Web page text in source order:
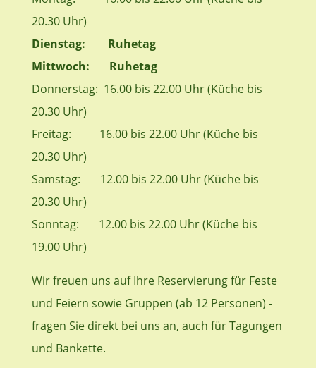
20.30 Uhr)
Dienstag: Ruhetag
Mittwoch: Ruhetag
Donnerstag: 16.00 bis 22.00 Uhr (Küche bis
20.30 Uhr)
Freitag: 16.00 bis 22.00 Uhr (Küche bis
20.30 Uhr)
Samstag: 12.00 bis 22.00 Uhr (Küche bis
20.30 Uhr)
Sonntag: 12.00 bis 22.00 Uhr (Küche bis
19.00 Uhr)
Wir freuen uns auf Ihre Reservierung für Feste
und Feiern sowie Gruppen (ab 12 Personen) -
fragen Sie direkt bei uns an, auch für Tagungen
und Bankette.